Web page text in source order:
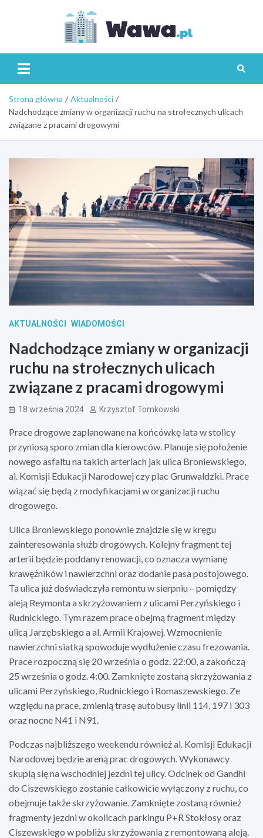
Strona główna
Aktualności
Nadchodzące zmiany w organizacji ruchu na strołecznych ulicach
związane z pracami drogowymi
AKTUALNOŚCI WIADOMOŚCI
Nadchodzące zmiany w organizacji
ruchu na strołecznych ulicach
związane z pracami drogowymi
18 września 2024 Krzysztof Tomkowski
Prace drogowe zaplanowane na końcówkę lata w stolicy
przyniosą sporo zmian dla kierowców. Planuje się położenie
nowego asfaltu na takich arteriach jak ulica Broniewskiego,
al. Komisji Edukacji Narodowej czy plac Grunwaldzki. Prace
wiązać się będą z modyfikacjami w organizacji ruchu
drogowego.
Ulica Broniewskiego ponownie znajdzie się w kręgu
zainteresowania służb drogowych. Kolejny fragment tej
arterii będzie poddany renowacji, co oznacza wymianę
krawężników i nawierzchni oraz dodanie pasa postojowego.
Ta ulica już doświadczyła remontu w sierpniu – pomiędzy
aleją Reymonta a skrzyżowaniem z ulicami Perzyńskiego i
Rudnickiego. Tym razem prace obejmą fragment między
ulicą Jarzębskiego a al. Armii Krajowej. Wzmocnienie
nawierzchni siatką spowoduje wydłużenie czasu frezowania.
Prace rozpoczną się 20 września o godz. 22:00, a zakończą
25 września o godz. 4:00. Zamknięte zostaną skrzyżowania z
ulicami Perzyńskiego, Rudnickiego i Romaszewskiego. Ze
względu na prace, zmienią trasę autobusy linii 114, 197 i 303
oraz nocne N41 i N91.
Podczas najbliższego weekendu również al. Komisji Edukacji
Narodowej będzie areną prac drogowych. Wykonawcy
skupią się na wschodniej jezdni tej ulicy. Odcinek od Gandhi
do Ciszewskiego zostanie całkowicie wyłączony z ruchu, co
obejmuje także skrzyżowanie. Zamknięte zostaną również
fragmenty jezdni w okolicach parkingu P+R Stokłosy oraz
Ciszewskiego w pobliżu skrzyżowania z remontowaną aleją.